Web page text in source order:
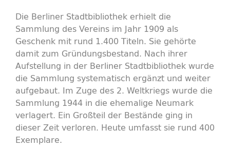
Die Berliner Stadtbibliothek erhielt die
Sammlung des Vereins im Jahr 1909 als
Geschenk mit rund 1.400 Titeln. Sie gehörte
damit zum Gründungsbestand. Nach ihrer
Aufstellung in der Berliner Stadtbibliothek wurde
die Sammlung systematisch ergänzt und weiter
aufgebaut. Im Zuge des 2. Weltkriegs wurde die
Sammlung 1944 in die ehemalige Neumark
verlagert. Ein Großteil der Bestände ging in
dieser Zeit verloren. Heute umfasst sie rund 400
Exemplare.